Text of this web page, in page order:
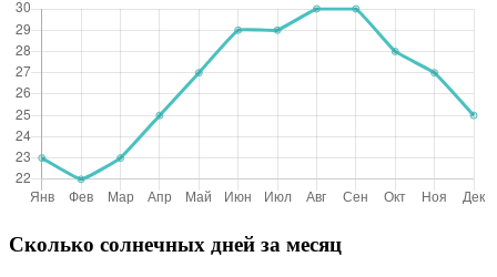
Сколько солнечных дней за месяц